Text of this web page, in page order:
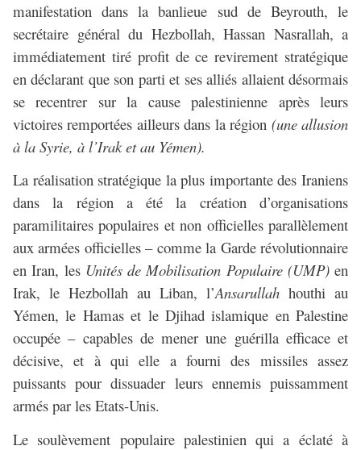
manifestation dans la banlieue sud de Beyrouth, le
secrétaire général du Hezbollah, Hassan Nasrallah, a
immédiatement tiré profit de ce revirement stratégique
en déclarant que son parti et ses alliés allaient désormais
se recentrer sur la cause palestinienne après leurs
victoires remportées ailleurs dans la région (une allusion
à la Syrie, à l’Irak et au Yémen).
La réalisation stratégique la plus importante des Iraniens
dans la région a été la création d’organisations
paramilitaires populaires et non officielles parallèlement
aux armées officielles – comme la Garde révolutionnaire
en Iran, les Unités de Mobilisation Populaire (UMP)en
Irak, le Hezbollah au Liban, l’Ansarullah houthi au
Yémen, le Hamas et le Djihad islamique en Palestine
occupée – capables de mener une guérilla efficace et
décisive, et à qui elle a fourni des missiles assez
puissants pour dissuader leurs ennemis puissamment
armés par les Etats-Unis.
Le soulèvement populaire palestinien qui a éclaté à